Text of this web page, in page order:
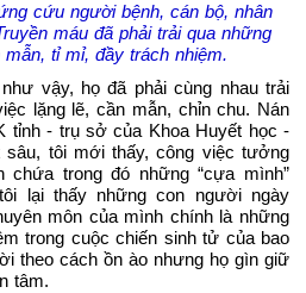
cứu người bệnh, cán bộ, nhân
máu đã phải trải qua những
tỉ mỉ, đầy trách nhiệm.
vậy, họ đã phải cùng nhau trải
lặng lẽ, cần mẫn, chỉn chu. Nán
tỉnh - trụ sở của Khoa Huyết học -
sâu, tôi mới thấy, công việc tưởng
trong đó những “cựa mình”
lại thấy những con người ngày
môn của mình chính là những
trong cuộc chiến sinh tử của bao
theo cách ồn ào nhưng họ gìn giữ
tâm.